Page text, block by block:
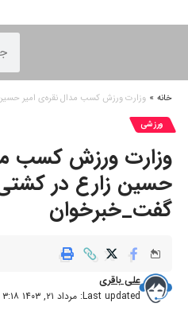
خانه » وزارت ورزش کسب مدال نقره‌ی امیر
ورزشی
وزارت ورزش کسب
حسین زارع در کشتی
گفت_خبرخوان
Last updated: مرداد ۲۱, ۱۴۰۳ ۳:۱۸ ق٫ظ
علی باقری